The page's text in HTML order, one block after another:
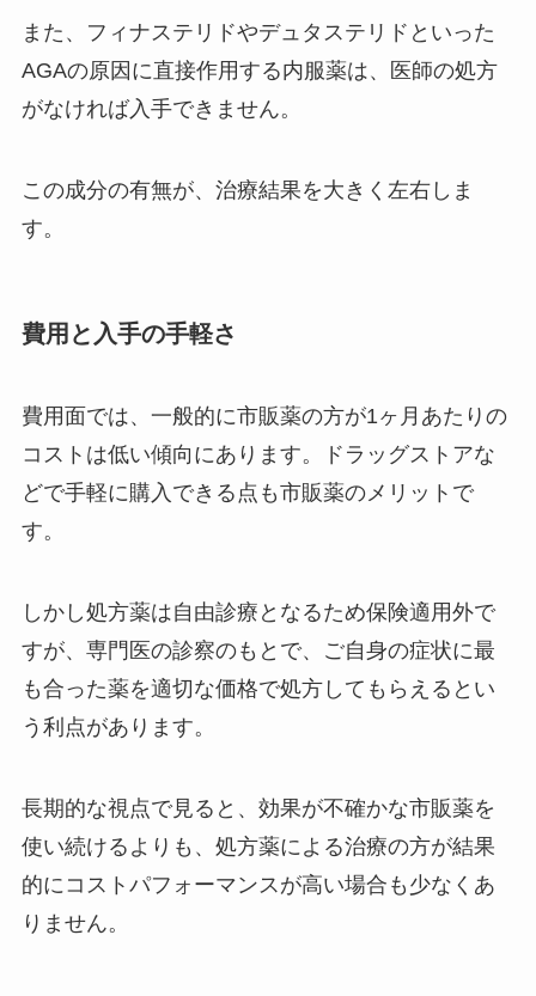
また、フィナステリドやデュタステリドといった
AGAの原因に直接作用する内服薬は、医師の処方
がなければ入手できません。
この成分の有無が、治療結果を大きく左右しま
す。
費用と入手の手軽さ
費用面では、一般的に市販薬の方が1ヶ月あたりの
コストは低い傾向にあります。ドラッグストアな
どで手軽に購入できる点も市販薬のメリットで
す。
しかし処方薬は自由診療となるため保険適用外で
すが、専門医の診察のもとで、ご自身の症状に最
も合った薬を適切な価格で処方してもらえるとい
う利点があります。
長期的な視点で見ると、効果が不確かな市販薬を
使い続けるよりも、処方薬による治療の方が結果
的にコストパフォーマンスが高い場合も少なくあ
りません。